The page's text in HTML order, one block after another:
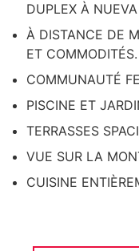
DUPLEX À
À DISTANCE DE
ET COMMODITÉS.
COMMUNAUTÉ
PISCINE ET
TERRASSES
VUE SUR LA
CUISINE